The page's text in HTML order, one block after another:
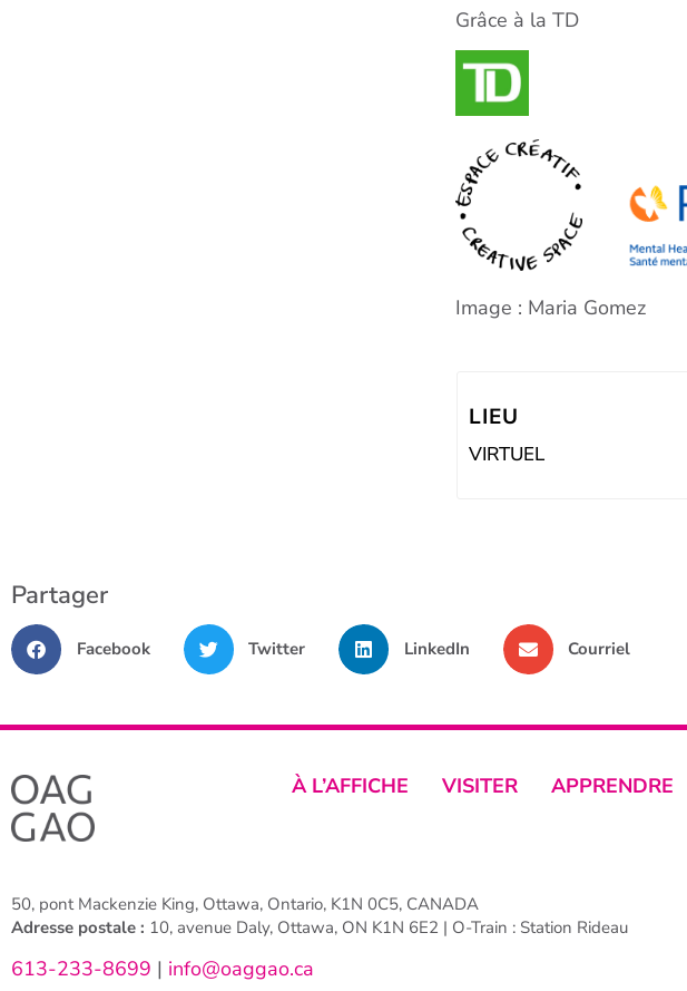
Grâce à la TD
Image : Maria Gomez
LIEU
VIRTUEL
Partager
Facebook Twitter LinkedIn Courriel
À L’AFFICHE VISITER APPRENDRE
50, pont Mackenzie King, Ottawa, Ontario, K1N 0C5, CANADA
Adresse postale : 10, avenue Daly, Ottawa, ON K1N 6E2 | O-Train : Station Rideau
613-233-8699 | info@oaggao.ca